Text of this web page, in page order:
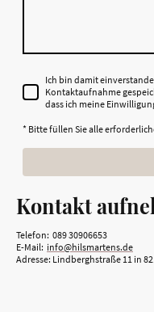
Ich bin damit
Kontaktaufnahme
dass ich meine
* Bitte füllen Sie alle
Kontakt
Telefon: 089 30906653
E-Mail: info@hilsmartens.de
Adresse: Lindberghstraße 11 in